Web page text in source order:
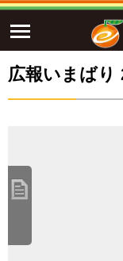
広報いまばり